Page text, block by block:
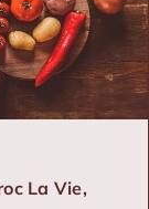
La Vie,